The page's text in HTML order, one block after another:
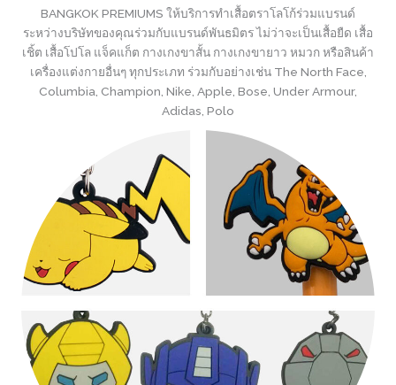
BANGKOK PREMIUMS ให้บริการทำเสื้อตราโลโก้ร่วมแบรนด์
ระหว่างบริษัทของคุณร่วมกับแบรนด์พันธมิตร ไม่ว่าจะเป็นเสื้อยืด เสื้อ
เชิ้ต เสื้อโปโล แจ็คแก็ต กางเกงขาสั้น กางเกงขายาว หมวก หรือสินค้า
เครื่องแต่งกายอื่นๆ ทุกประเภท ร่วมกับอย่างเช่น The North Face,
Columbia, Champion, Nike, Apple, Bose, Under Armour,
Adidas, Polo